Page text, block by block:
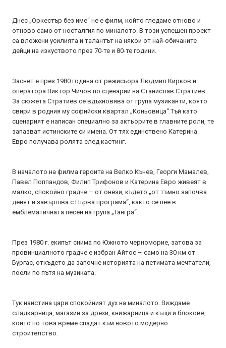
Днес „Оркестър без име“ не е филм, който гледаме отново и
отново само от носталгия по миналото. В този успешен проект
са вложени усилията и талантът на някои от най-обичаните
дейци на изкуството през 70-те и 80-те години.
Заснет е през 1980 година от режисьора Людмил Кирков и
оператора Виктор Чичов по сценарий на Станислав Стратиев.
За сюжета Стратиев се вдъхновява от група музиканти, която
свири в родния му софийски квартал „Коньовица“.Тъй като
сценарият е написан специално за актьорите в главните роли, те
запазват истинските си имена. От тях единствено Катерина
Евро получава ролята след кастинг.
В началото на филма героите на Велко Кънев, Георги Мамалев,
Павел Поппандов, Филип Трифонов и Катерина Евро живеят в
малко, спокойно градче – от онези, където „от тъмно започва
денят и завършва с Първа програма“, както се пее в
емблематичната песен на група „Тангра“.
През 1980 г. екипът снима по Южното черноморие, затова за
провинциалното градче е избран Айтос – само на 30 км от
Бургас, откъдето да започне историята на петимата мечтатели,
поели по пътя на музиката.
Тук наистина цари спокойният дух на миналото. Виждаме
сладкарница, магазин за дрехи, книжарница и къщи и блокове,
които по това време спадат към новото модерно
строителство.